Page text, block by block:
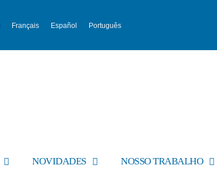
Français Español Português
NOVIDADES NOSSO TRABALHO